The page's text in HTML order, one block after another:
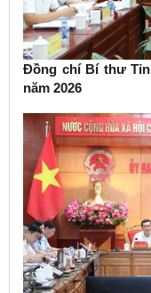
Đồng chí Bí thư
năm 2026